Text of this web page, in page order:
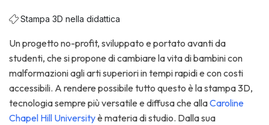
Stampa 3D nella didattica
Un progetto no-profit, sviluppato e portato avanti da
studenti, che si propone di cambiare la vita di bambini con
malformazioni agli arti superiori in tempi rapidi e con costi
accessibili. A rendere possibile tutto questo è la stampa 3D,
tecnologia sempre più versatile e diffusa che allaCaroline
Chapel Hill Universityè materia di studio. Dalla sua